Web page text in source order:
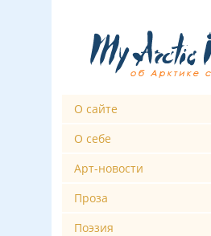
О сайте
О себе
Арт-новости
Проза
Поэзия